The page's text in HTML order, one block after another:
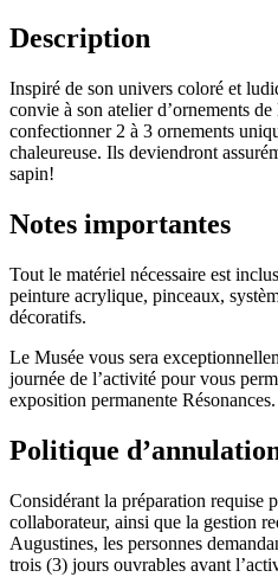
Description
Inspiré de son univers coloré et
convie à son atelier d’ornements
confectionner 2 à 3 ornements
chaleureuse. Ils deviendront
sapin!
Notes importantes
Tout le matériel nécessaire est
peinture acrylique, pinceaux,
décoratifs.
Le Musée vous sera
journée de l’activité pour vous
exposition permanente
Politique
Considérant la préparation requise
collaborateur, ainsi que la gestion
Augustines, les personnes
trois (3) jours ouvrables avant